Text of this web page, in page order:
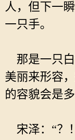
人，但下一
一只手。
那是一只白
美丽来形容
的容貌会是多
宋泽：“？